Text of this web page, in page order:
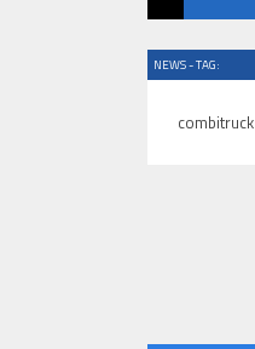
NEWS - TAG:
combitruck